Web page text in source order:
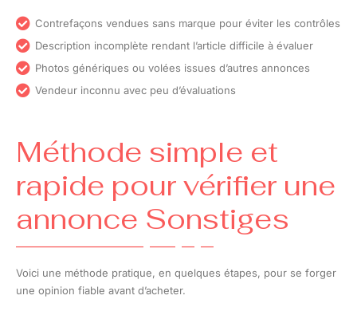
Contrefaçons vendues sans marque pour éviter les contrôles
Description incomplète rendant l’article difficile à évaluer
Photos génériques ou volées issues d’autres annonces
Vendeur inconnu avec peu d’évaluations
Méthode simple et
rapide pour vérifier une
annonce Sonstiges
Voici une méthode pratique, en quelques étapes, pour se forger
une opinion fiable avant d’acheter.